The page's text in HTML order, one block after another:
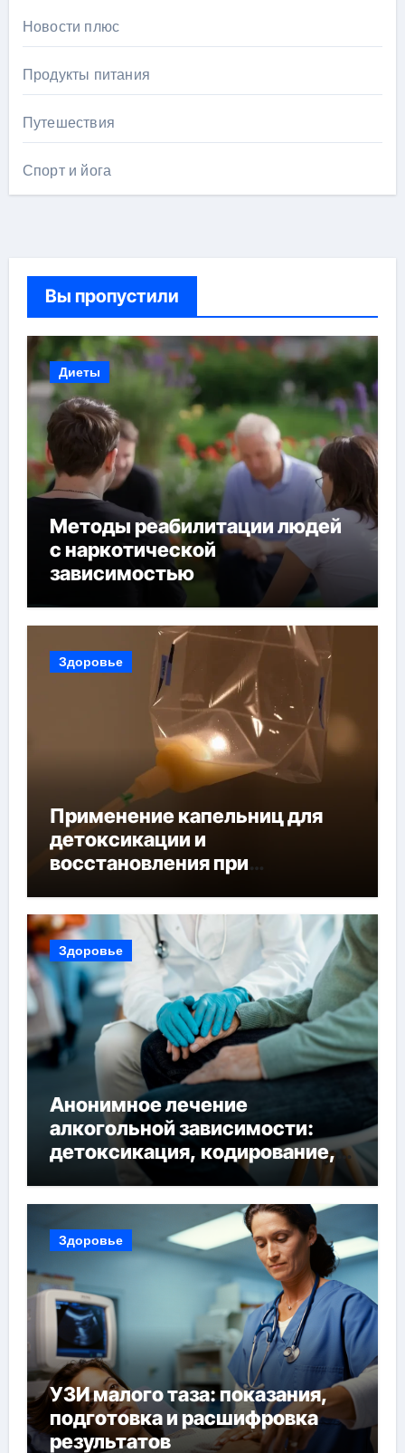
Новости плюс
Продукты питания
Путешествия
Спорт и йога
Вы пропустили
Диеты
Методы реабилитации людей
с наркотической
зависимостью
Здоровье
Применение капельниц для
детоксикации и
восстановления при
Здоровье
Анонимное лечение
алкогольной зависимости:
детоксикация, кодирование,
реабилитация, полный курс и
конфиденциальность
Здоровье
УЗИ малого таза: показания,
подготовка и расшифровка
результатов